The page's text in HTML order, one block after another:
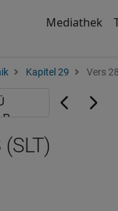
Mediathek
Kapitel 29 Vers 28